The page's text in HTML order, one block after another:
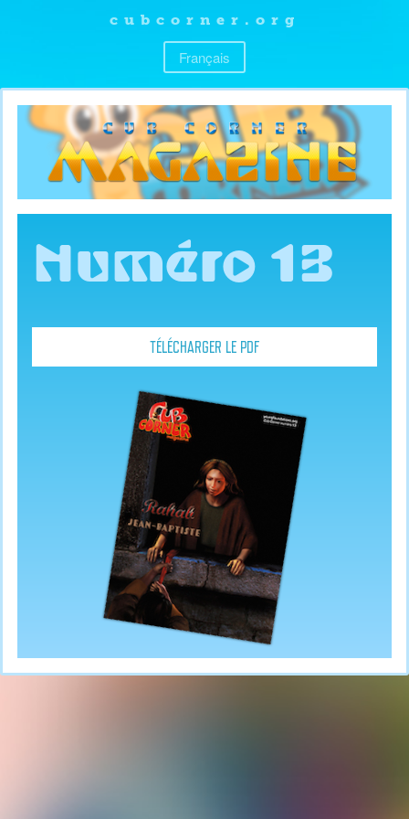
cubcorner.org
Français
Numéro 13
TÉLÉCHARGER LE PDF